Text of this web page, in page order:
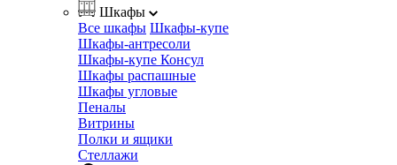
Шкафы
Все шкафы Шкафы-купе
Шкафы-антресоли
Шкафы-купе Консул
Шкафы распашные
Шкафы угловые
Пеналы
Витрины
Полки и ящики
Стеллажи